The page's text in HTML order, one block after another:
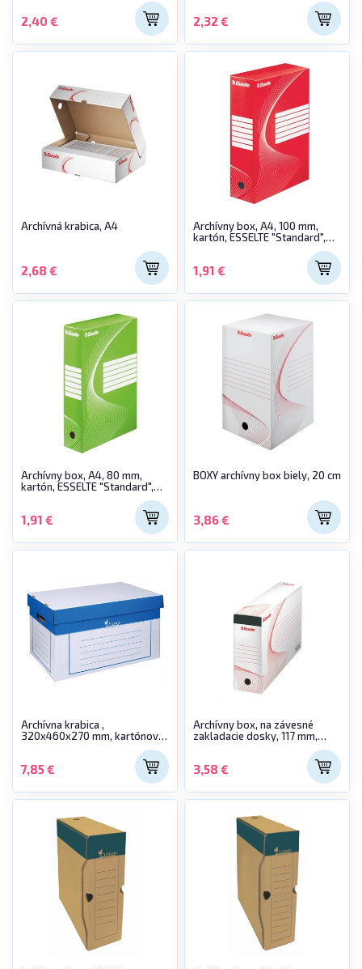
2,40 € 2,32 €
Archívná krabica, A4
2,68 €
Archívny box, A4, 100 mm,
kartón, ESSELTE "Standard",
1,91 €
Archívny box, A4, 80 mm,
kartón, ESSELTE "Standard",
1,91 €
BOXY archívny box biely, 20 cm
3,86 €
Archívna krabica ,
320x460x270 mm, kartónová,
7,85 €
Archívny box, na závesné
zakladacie dosky, 117 mm,
recyklovaný kartón, ESSELTE
3,58 €